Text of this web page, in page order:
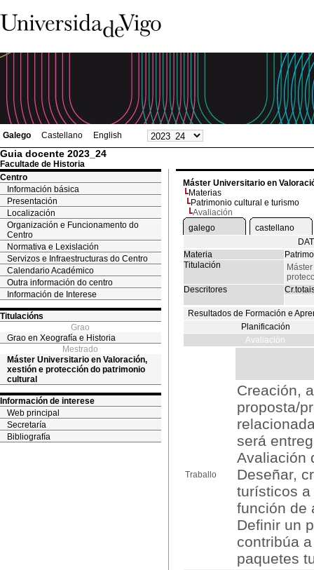
Galego Castellano English
Guia docente 2023_24
Facultade de Historia
Centro
Información básica
Presentación
Localización
Organización e Funcionamento do
Centro
Normativa e Lexislación
Servizos e Infraestructuras do Centro
Calendario Académico
Outra información do centro
Información de Interese
Titulacións
Grao
Grao en Xeografía e Historia
Mestrado
Máster Universitario en Valoración,
xestión e protección do patrimonio
cultural
Información de interese
Web principal
Secretaría
Bibliografía
Máster Universitario en
Materias
Patrimonio cultural e turismo
Avaliación
galego
castellano
Materia
Titulación
Descritores
Resultados de Formación e
Planificación
Avaliación
Traballo
Creación,
proposta/
será
Avaliación
Deseñar,
turísticos a
función de
Definir un
contribúa
paquetes